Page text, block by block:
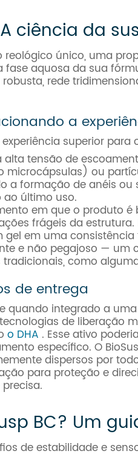
ciência da
único, uma
aquosa da sua
rede
a
superior para
alta tensão de
ou
a formação de anéis
último uso.
em que o produto
frágeis da
em uma
e não pegajoso — um
como
de entrega
integrado a
de liberação
o DHA . Esse ativo
específico. O
dispersos por
para proteção e
BC? Um
de estabilidade e